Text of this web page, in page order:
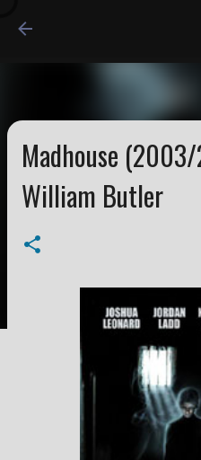
Madhouse
William Butler